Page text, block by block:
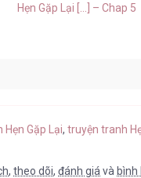
Hẹn Gặp Lại [...] – Chap 5
Hẹn Gặp Lại, truyện tranh
, theo dõi, đánh giá và bình